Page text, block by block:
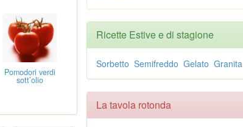
Pomodori verdi
sott’olio
Ricette Estive e di stagione
Sorbetto Semifreddo Gelato Granita
La tavola rotonda